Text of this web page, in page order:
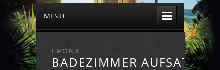
MENU
BRONX
BADEZIMMER AUFSATZ